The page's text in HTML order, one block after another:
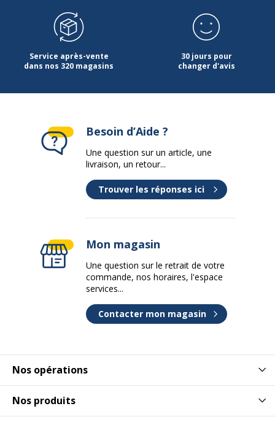
maximum de
la ligne (mm)
Matériau du
produit
Plastique
Type d'embout Ogive
Encre pigmentée à base d'eau
Données d'identification
Données d'identification
edding
Référence produit fabricant
Service après-vente
dans nos 320 magasins
30 jours pour
changer d'avis
Nos opérations
Nos produits
Besoin d’Aide ?
Une question sur un article, une
livraison, un retour...
Trouver les réponses ici
Mon magasin
Une question sur le retrait de votre
commande, nos horaires, l'espace
services...
Contacter mon magasin